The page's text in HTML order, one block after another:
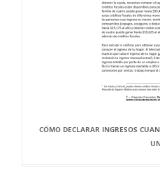
CÓMO DECLARAR INGRESOS